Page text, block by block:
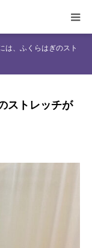
は、ふくらはぎのスト
ストレッチが